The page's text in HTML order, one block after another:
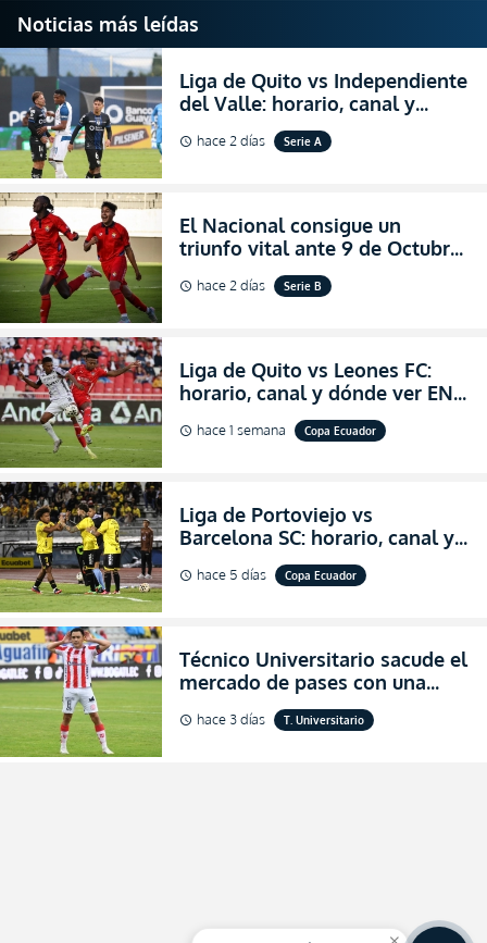
Noticias más leídas
Liga de Quito vs Independiente
del Valle: horario, canal y
dónde ver EN VIVO el
partidazo por la fecha 24 de la
schedule hace 2 días Serie A
El Nacional consigue un
triunfo vital ante 9 de Octubre
para encender la fe en la
salvación
schedule hace 2 días Serie B
Liga de Quito vs Leones FC:
horario, canal y dónde ver EN
VIVO los octavos de final de la
Copa Ecuador 2026
schedule hace 1 semana Copa Ecuador
Liga de Portoviejo vs
Barcelona SC: horario, canal y
dónde ver EN VIVO los octavos
de final de la Copa Ecuador
schedule hace 5 días Copa Ecuador
Técnico Universitario sacude el
mercado de pases con una
verdadera revolución para
asegurar la permanencia
schedule hace 3 días T. Universitario